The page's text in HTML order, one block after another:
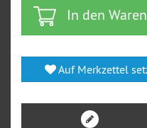
In den
Auf Merkzettel